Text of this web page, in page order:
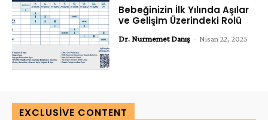
Bebeğinizin İlk Yılında Aşılar
ve Gelişim Üzerindeki Rolü
Dr. Nurmemet Danış - Nisan 22, 2025
EXCLUSIVE CONTENT